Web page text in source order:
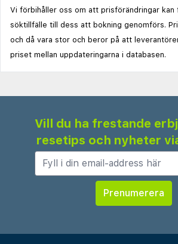
Vi förbihåller oss om att prisförändringar kan
söktillfälle till dess att bokning genomförs.
och då vara stor och beror på att
priset mellan uppdateringarna i databasen.
Vill du ha frestande
resetips och nyheter